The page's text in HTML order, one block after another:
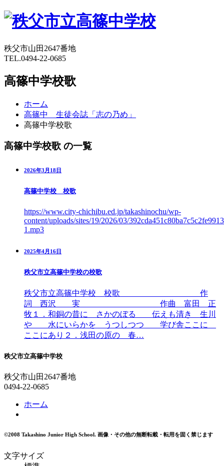
秩父市山田2647番地
TEL.0494-22-0685
高篠中学校歌
ホーム
高篠中 生徒会誌「志の乃め」
高篠中学校歌
高篠中学校歌 の一覧
2026年3月18日
高篠中学校 校歌
https://www.city-chichibu.ed.jp/takashinochu/wp-
content/uploads/sites/19/2026/03/
1.mp3
2025年4月16日
秩父市立高篠中学校の校歌
秩父市立高篠中学校 校歌 作
詞 西沢 実 作曲 富田 正
牧１．和銅の昔に さかのぼる 伝えも清き 生川
や 水にいらかを うつしつつ 学び舎ここに
ここにあり２．浅田の原の 春…
秩父市立高篠中学校
秩父市山田2647番地
0494-22-0685
ホーム
©2008 Takashino Junior High School. 画像・その他の無断転載・転用を固く禁じます
文字サイズ